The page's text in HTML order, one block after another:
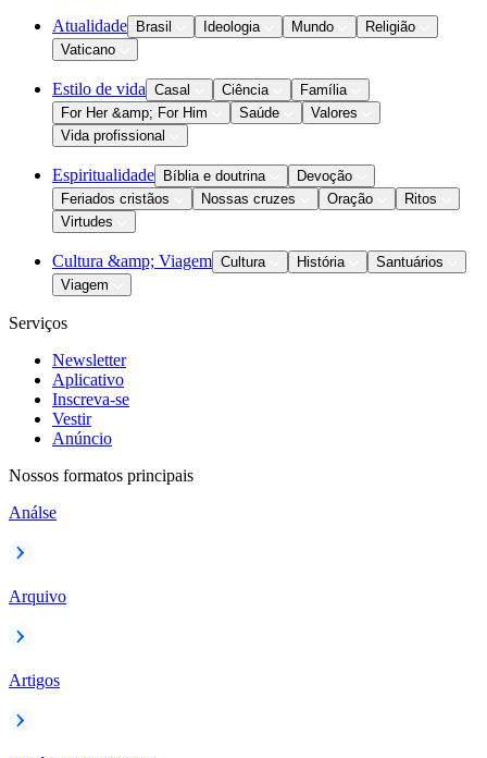
Atualidade Brasil Ideologia Mundo
Religião
Vaticano
Estilo de vida Casal Ciência
Família
For Her &amp; For Him
Saúde
Valores
Vida profissional
Espiritualidade Bíblia e doutrina
Devoção
Feriados cristãos
Nossas cruzes Oração
Ritos
Virtudes
Cultura &amp; Viagem Cultura História
Santuários
Viagem
Serviços
Newsletter
Aplicativo
Inscreva-se
Vestir
Anúncio
Nossos formatos principais
Análse
Arquivo
Artigos